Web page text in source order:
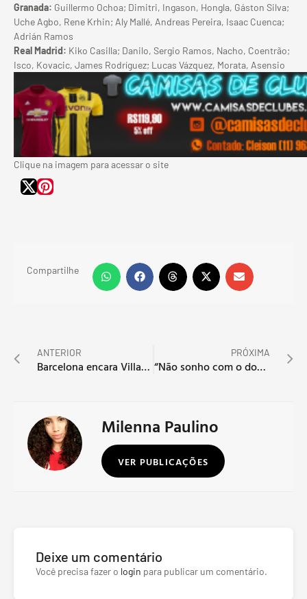
Granada: Guillermo Ochoa; Dimitri, Ingason, Hongla, Gáston Silva;
Uche Agbo, Rene Krhin; Aly Mallé, Andreas Pereira, Isaac Cuenca;
Adrián Ramos
Real Madrid: Kiko Casilla; Danilo, Sergio Ramos, Nacho, Coentrão;
Isco, Kovacic, James Rodríguez; Lucas Vázquez, Morata, Asensio
Clique na imagem para acessar o site
Compartilhe
ANTERIOR
Barcelona encara Villarreal na reta final do Espanhol
PRÓXIMA
“Não sonho com o doblete, só penso na próxima partida. ” Diz Zidane após goleada do Real Madrid
Milenna Paulino
VER PUBLICAÇÕES
Deixe um comentário
Você precisa fazer o login para publicar um comentário.